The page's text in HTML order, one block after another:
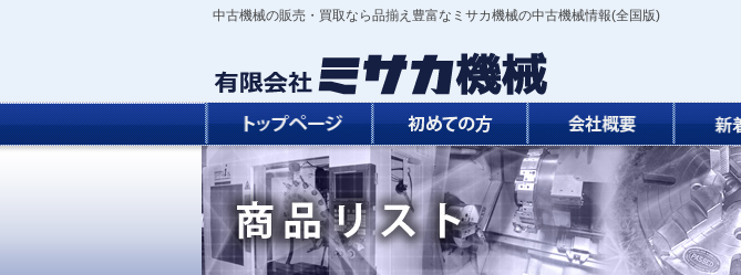
中古機械の販売・買取なら品揃え豊富なミサカ機械の中古機械情報(全国版)